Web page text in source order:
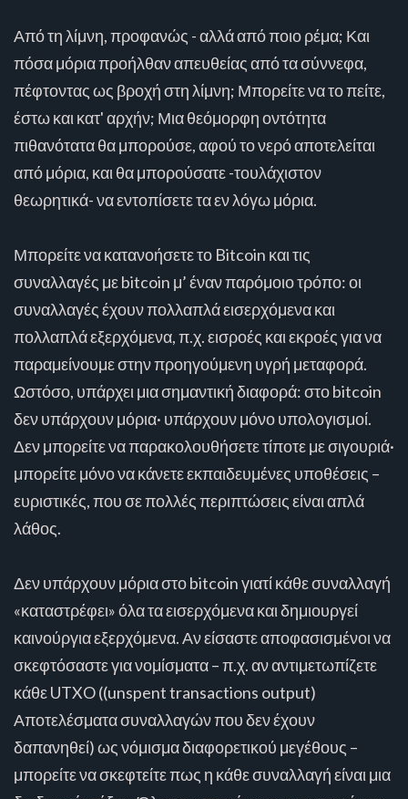
Από τη λίμνη, προφανώς - αλλά από ποιο ρέμα; Και
πόσα μόρια προήλθαν απευθείας από τα σύννεφα,
πέφτοντας ως βροχή στη λίμνη; Μπορείτε να το πείτε,
έστω και κατ' αρχήν; Μια θεόμορφη οντότητα
πιθανότατα θα μπορούσε, αφού το νερό αποτελείται
από μόρια, και θα μπορούσατε -τουλάχιστον
θεωρητικά- να εντοπίσετε τα εν λόγω μόρια.
Μπορείτε να κατανοήσετε το Bitcoin και τις
συναλλαγές με bitcoin μ’ έναν παρόμοιο τρόπο: οι
συναλλαγές έχουν πολλαπλά εισερχόμενα και
πολλαπλά εξερχόμενα, π.χ. εισροές και εκροές για να
παραμείνουμε στην προηγούμενη υγρή μεταφορά.
Ωστόσο, υπάρχει μια σημαντική διαφορά: στο bitcoin
δεν υπάρχουν μόρια· υπάρχουν μόνο υπολογισμοί.
Δεν μπορείτε να παρακολουθήσετε τίποτε με σιγουριά·
μπορείτε μόνο να κάνετε εκπαιδευμένες υποθέσεις –
ευριστικές, που σε πολλές περιπτώσεις είναι απλά
λάθος.
Δεν υπάρχουν μόρια στο bitcoin γιατί κάθε συναλλαγή
«καταστρέφει» όλα τα εισερχόμενα και δημιουργεί
καινούργια εξερχόμενα. Αν είσαστε αποφασισμένοι να
σκεφτόσαστε για νομίσματα – π.χ. αν αντιμετωπίζετε
κάθε UTXO ((unspent transactions output)
Αποτελέσματα συναλλαγών που δεν έχουν
δαπανηθεί) ως νόμισμα διαφορετικού μεγέθους –
μπορείτε να σκεφτείτε πως η κάθε συναλλαγή είναι μια